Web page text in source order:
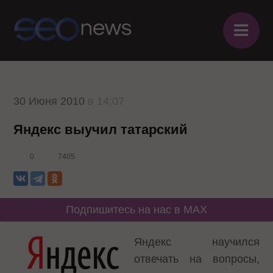
≡
30 Июня 2010
Яндекс выучил татарский
0 7405
Подпишитесь на нас в MAX
Яндекс научился
отвечать на вопросы,